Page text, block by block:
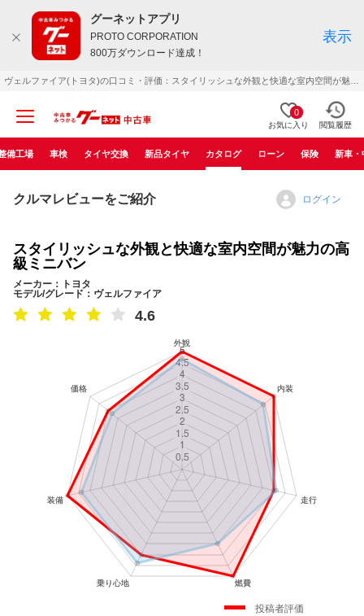
グーネットアプリ
PROTO CORPORATION
800万ダウンロード達成！
表示
0
お気に入り 閲覧履歴
備工場 車検 タイヤ交換 新品タイヤ カタログ ローン 保険 新車・
クルマレビューをご紹介 ログイン
スタイリッシュな外観と快適な室内空間が魅力の高
級ミニバン
メーカー：トヨタ
モデル/グレード：ヴェルファイア
4.6
投稿者評価